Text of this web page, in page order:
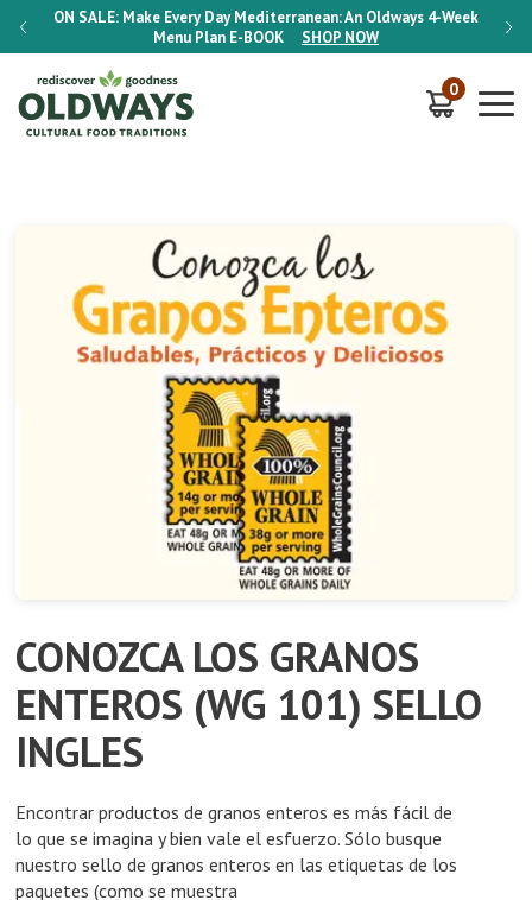
ON SALE: Make Every Day Mediterranean: An Oldways 4-Week
Menu Plan E-BOOK SHOP NOW
ON
0
CONOZCA LOS GRANOS
ENTEROS (WG 101) SELLO
INGLES
Encontrar productos de granos enteros es más fácil de
lo que se imagina y bien vale el esfuerzo. Sólo busque
nuestro sello de granos enteros en las etiquetas de los
paquetes (como se muestra